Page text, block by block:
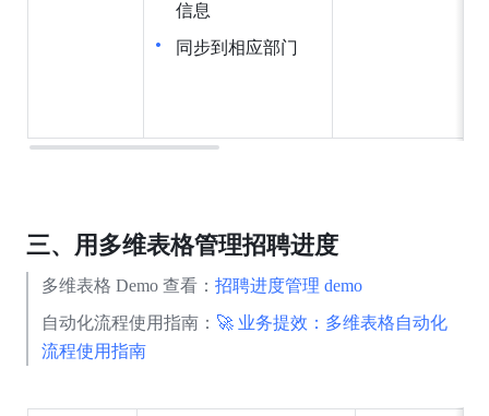
信息
同步到相应部门
三、用多维表格管理招聘进度
多维表格 Demo 查看： 招聘进度管理 demo
自动化流程使用指南： 🚀 业务提效：多维表格自动化
流程使用指南